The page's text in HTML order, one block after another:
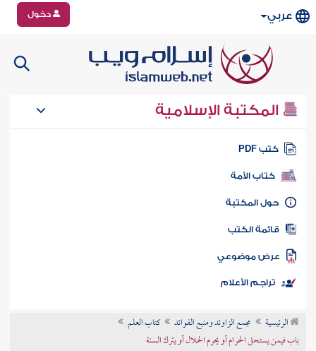
عربي دخول
المكتبة الإسلامية
كتب PDF
كتاب الأمة
المكتبة
الكتب
موضوعي
تراجم الأعلام
الرئيسية مجمع الزاوئد ومنبع الفوائد
كتاب العلم
باب فيمن يستحل الحرام أو يحرم الحلال أو يترك السنة